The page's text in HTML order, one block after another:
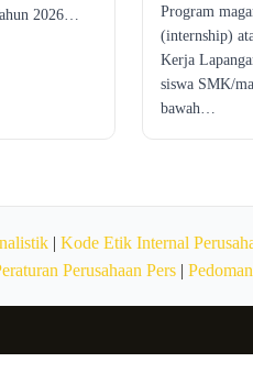
2026…
Program
(internship)
Kerja
siswa SMK/
bawah…
| Kode Etik Internal
Perusahaan Pers|